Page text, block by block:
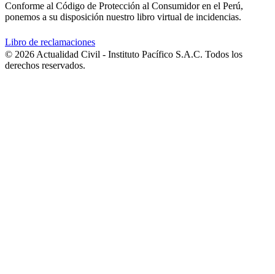
Conforme al Código de Protección al Consumidor en el Perú,
ponemos a su disposición nuestro libro virtual de incidencias.
Libro de reclamaciones
© 2026 Actualidad Civil - Instituto Pacífico S.A.C. Todos los
derechos reservados.